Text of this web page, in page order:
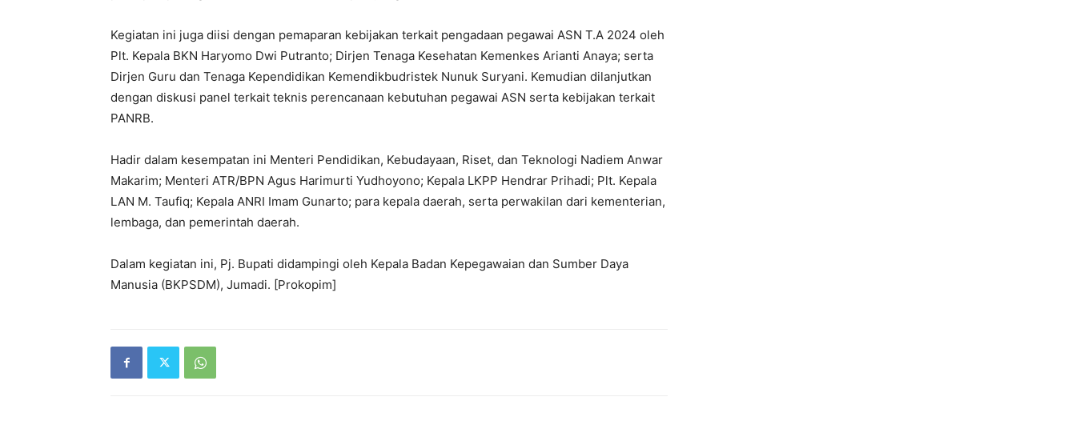
Kegiatan ini juga diisi dengan pemaparan kebijakan terkait pengadaan pegawai ASN T.A 2024 oleh
Plt. Kepala BKN Haryomo Dwi Putranto; Dirjen Tenaga Kesehatan Kemenkes Arianti Anaya; serta
Dirjen Guru dan Tenaga Kependidikan Kemendikbudristek Nunuk Suryani. Kemudian dilanjutkan
dengan diskusi panel terkait teknis perencanaan kebutuhan pegawai ASN serta kebijakan terkait
PANRB.
Hadir dalam kesempatan ini Menteri Pendidikan, Kebudayaan, Riset, dan Teknologi Nadiem Anwar
Makarim; Menteri ATR/BPN Agus Harimurti Yudhoyono; Kepala LKPP Hendrar Prihadi; Plt. Kepala
LAN M. Taufiq; Kepala ANRI Imam Gunarto; para kepala daerah, serta perwakilan dari kementerian,
lembaga, dan pemerintah daerah.
Dalam kegiatan ini, Pj. Bupati didampingi oleh Kepala Badan Kepegawaian dan Sumber Daya
Manusia (BKPSDM), Jumadi. [Prokopim]